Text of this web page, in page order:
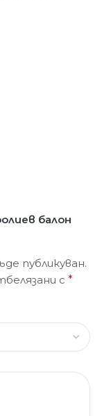
балон
публикуван.
с *